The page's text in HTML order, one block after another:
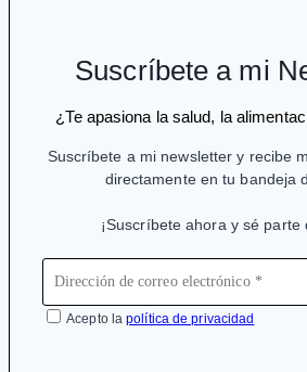
Suscríbete a mi
¿Te apasiona la salud, la
Suscríbete a mi newsletter y recibe
directamente en tu bandeja
¡Suscríbete ahora y sé parte
Acepto lapolítica de privacidad